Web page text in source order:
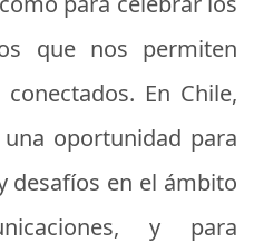
que nos permiten
En Chile,
oportunidad para
desafíos en el ámbito
y para